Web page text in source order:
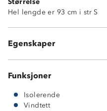
Hel lengde er 93 cm i str S
Egenskaper
2 glidelåslommer
Toveisglidelås
Hakebeskytter på glidelås
Funksjoner
Isolerende
Vindtett